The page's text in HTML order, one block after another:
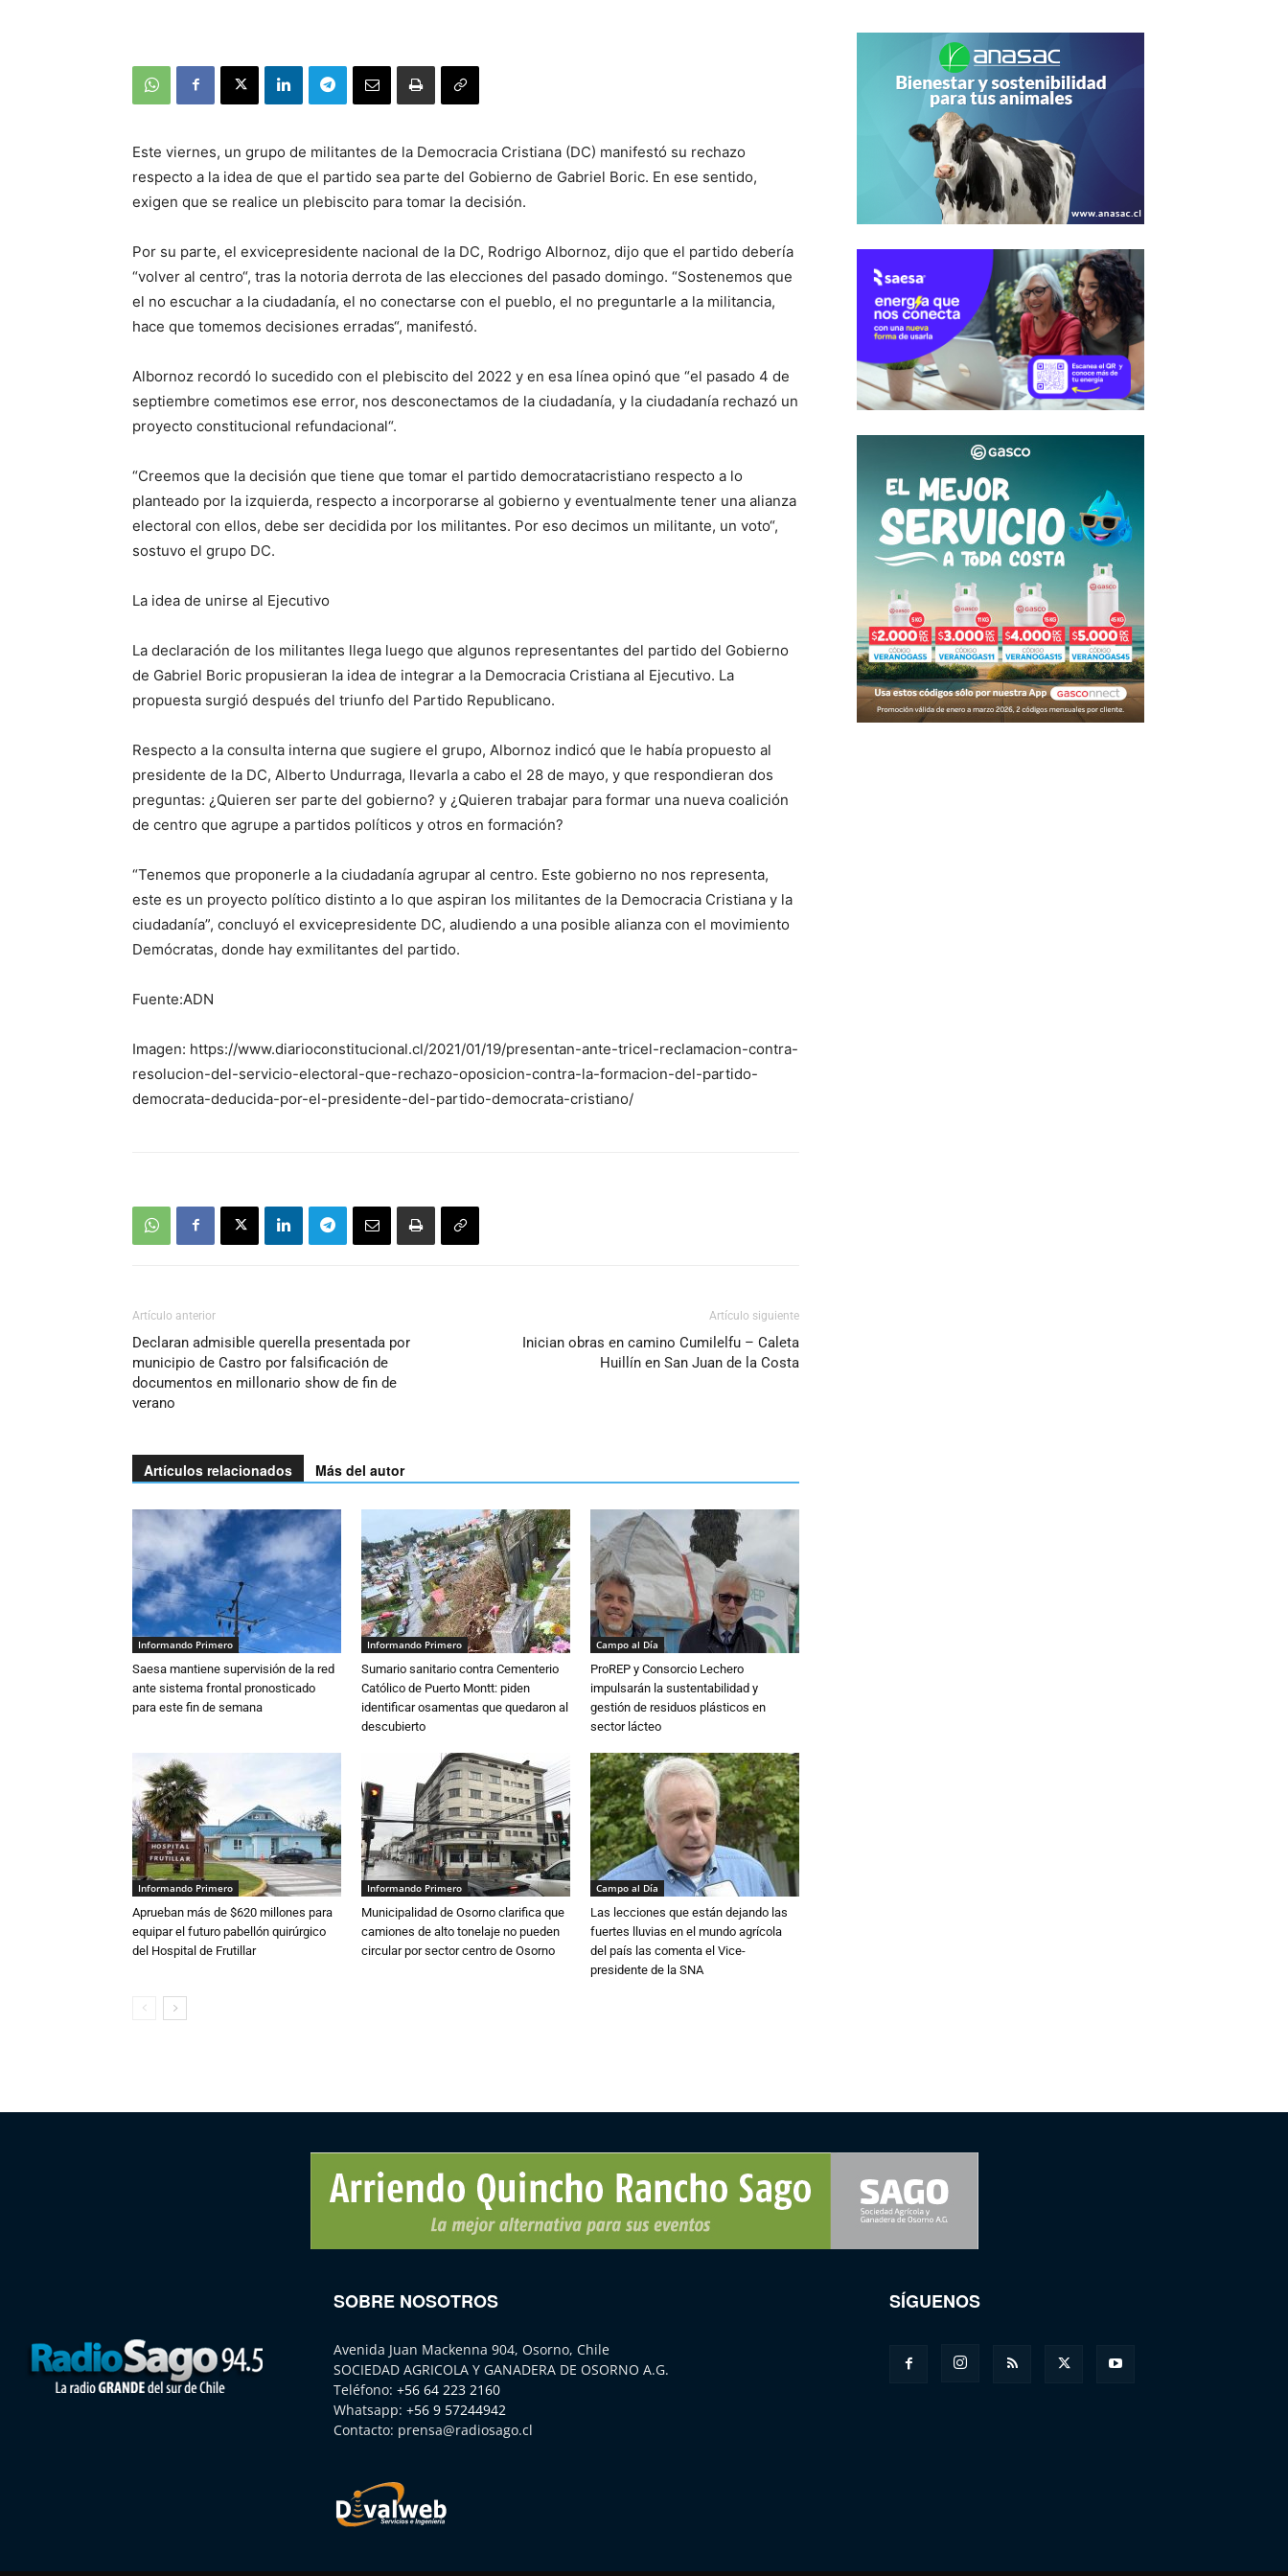
Este viernes, un grupo de militantes de la Democracia Cristiana (DC) manifestó su rechazo
respecto a la idea de que el partido sea parte del Gobierno de Gabriel Boric. En ese sentido,
exigen que se realice un plebiscito para tomar la decisión.
Por su parte, el exvicepresidente nacional de la DC, Rodrigo Albornoz, dijo que el partido debería
“volver al centro“, tras la notoria derrota de las elecciones del pasado domingo. “Sostenemos que
el no escuchar a la ciudadanía, el no conectarse con el pueblo, el no preguntarle a la militancia,
hace que tomemos decisiones erradas“, manifestó.
Albornoz recordó lo sucedido con el plebiscito del 2022 y en esa línea opinó que “el pasado 4 de
septiembre cometimos ese error, nos desconectamos de la ciudadanía, y la ciudadanía rechazó un
proyecto constitucional refundacional“.
“Creemos que la decisión que tiene que tomar el partido democratacristiano respecto a lo
planteado por la izquierda, respecto a incorporarse al gobierno y eventualmente tener una alianza
electoral con ellos, debe ser decidida por los militantes. Por eso decimos un militante, un voto“,
sostuvo el grupo DC.
La idea de unirse al Ejecutivo
La declaración de los militantes llega luego que algunos representantes del partido del Gobierno
de Gabriel Boric propusieran la idea de integrar a la Democracia Cristiana al Ejecutivo. La
propuesta surgió después del triunfo del Partido Republicano.
Respecto a la consulta interna que sugiere el grupo, Albornoz indicó que le había propuesto al
presidente de la DC, Alberto Undurraga, llevarla a cabo el 28 de mayo, y que respondieran dos
preguntas: ¿Quieren ser parte del gobierno? y ¿Quieren trabajar para formar una nueva coalición
de centro que agrupe a partidos políticos y otros en formación?
“Tenemos que proponerle a la ciudadanía agrupar al centro. Este gobierno no nos representa,
este es un proyecto político distinto a lo que aspiran los militantes de la Democracia Cristiana y la
ciudadanía”, concluyó el exvicepresidente DC, aludiendo a una posible alianza con el movimiento
Demócratas, donde hay exmilitantes del partido.
Fuente:ADN
Imagen: https://www.diarioconstitucional.cl/2021/01/19/presentan-ante-tricel-reclamacion-contra-
resolucion-del-servicio-electoral-que-rechazo-oposicion-contra-la-formacion-del-partido-
democrata-deducida-por-el-presidente-del-partido-democrata-cristiano/
Artículo anterior
Declaran admisible querella presentada por
municipio de Castro por falsificación de
documentos en millonario show de fin de
verano
Artículo siguiente
Inician obras en camino Cumilelfu – Caleta
Huillín en San Juan de la Costa
Artículos relacionados Más del autor
Informando Primero
Saesa mantiene supervisión de la red
ante sistema frontal pronosticado
para este fin de semana
Informando Primero
Sumario sanitario contra Cementerio
Católico de Puerto Montt: piden
identificar osamentas que quedaron al
descubierto
Campo al Día
ProREP y Consorcio Lechero
impulsarán la sustentabilidad y
gestión de residuos plásticos en
sector lácteo
Informando Primero
Aprueban más de $620 millones para
equipar el futuro pabellón quirúrgico
del Hospital de Frutillar
Informando Primero
Municipalidad de Osorno clarifica que
camiones de alto tonelaje no pueden
circular por sector centro de Osorno
Campo al Día
Las lecciones que están dejando las
fuertes lluvias en el mundo agrícola
del país las comenta el Vice-
presidente de la SNA
SOBRE NOSOTROS
Avenida Juan Mackenna 904, Osorno, Chile
SOCIEDAD AGRICOLA Y GANADERA DE OSORNO A.G.
Teléfono: +56 64 223 2160
Whatsapp: +56 9 57244942
Contacto: prensa@radiosago.cl
SÍGUENOS